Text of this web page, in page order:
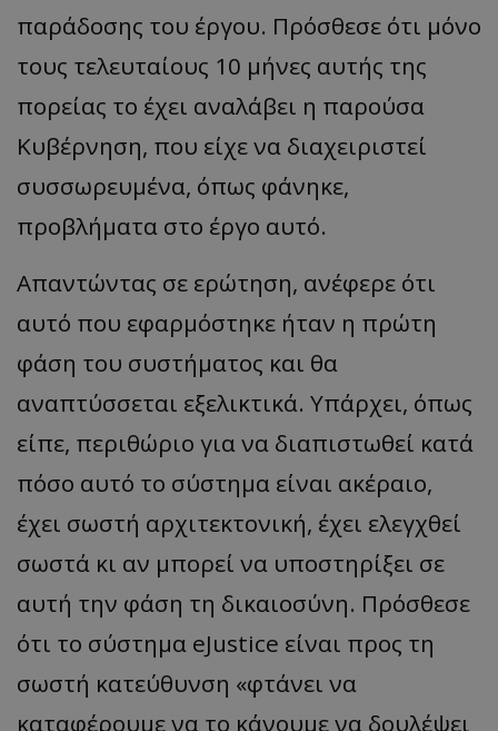
παράδοσης του έργου. Πρόσθεσε ότι μόνο
τους τελευταίους 10 μήνες αυτής της
πορείας το έχει αναλάβει η παρούσα
Κυβέρνηση, που είχε να διαχειριστεί
συσσωρευμένα, όπως φάνηκε,
προβλήματα στο έργο αυτό.
Απαντώντας σε ερώτηση, ανέφερε ότι
αυτό που εφαρμόστηκε ήταν η πρώτη
φάση του συστήματος και θα
αναπτύσσεται εξελικτικά. Υπάρχει, όπως
είπε, περιθώριο για να διαπιστωθεί κατά
πόσο αυτό το σύστημα είναι ακέραιο,
έχει σωστή αρχιτεκτονική, έχει ελεγχθεί
σωστά κι αν μπορεί να υποστηρίξει σε
αυτή την φάση τη δικαιοσύνη. Πρόσθεσε
ότι το σύστημα eJustice είναι προς τη
σωστή κατεύθυνση «φτάνει να
καταφέρουμε να το κάνουμε να δουλέψει